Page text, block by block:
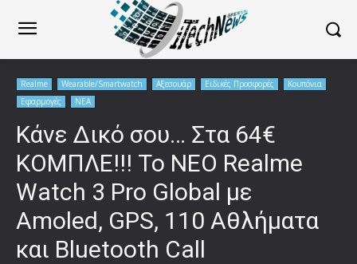
Realme Wearable/Smartwatch Αξεσουάρ Ειδικές Προσφορές
Κουπόνια
Εφαρμογές
ΝΕΑ
Κάνε Δικό σου… Στα 64€
ΚΟΜΠΛΕ!!! Το ΝΕΟ Realme
Watch 3 Pro Global με
Amoled, GPS, 110 Αθλήματα
και Bluetooth Call